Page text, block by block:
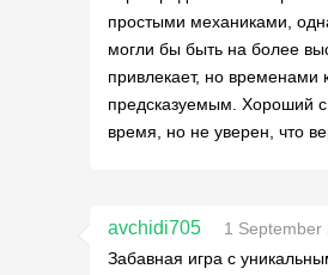
простыми механиками,
могли бы быть на более
привлекает, но временами
предсказуемым. Хороший
время, но не уверен, что
avchidi705
1 September
Забавная игра с